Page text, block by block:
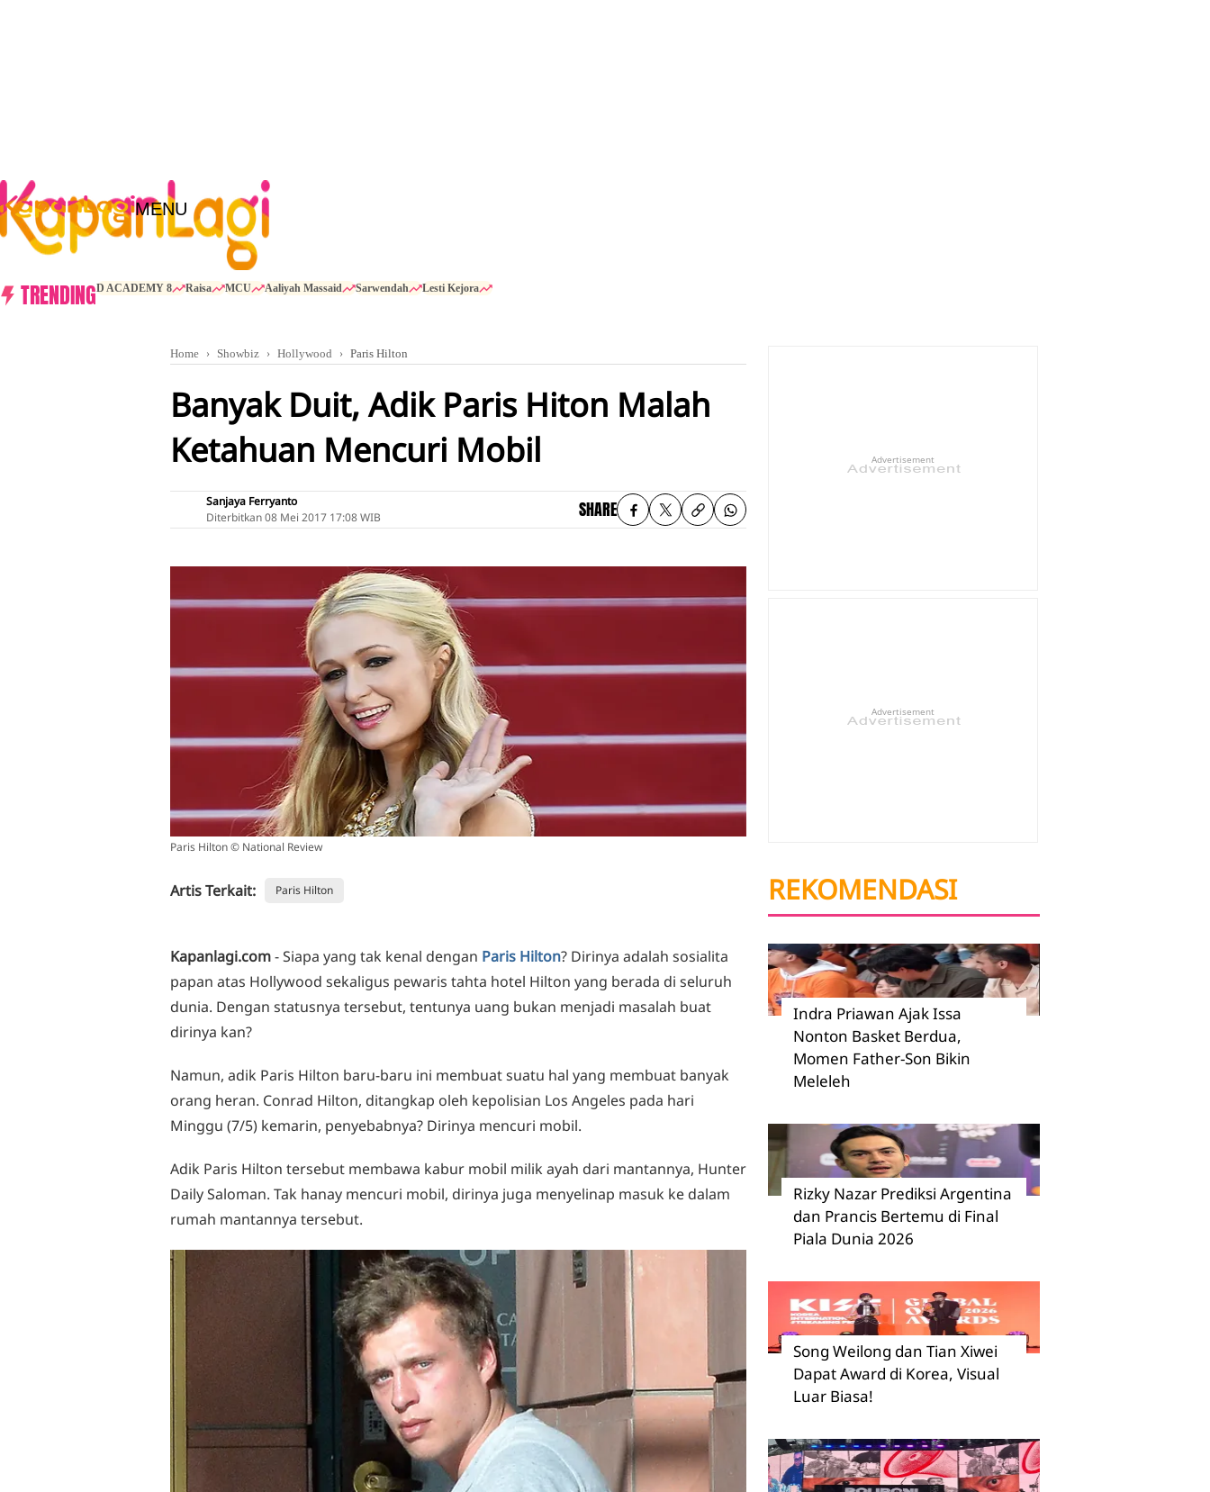
MENU
TRENDINGD ACADEMY 8 Raisa MCU Aaliyah Massaid Sarwendah Lesti Kejora
Home Showbiz Hollywood Paris Hilton
Banyak Duit, Adik Paris Hiton Malah
Ketahuan Mencuri Mobil
Sanjaya Ferryanto
Diterbitkan08 Mei 2017 17:08 WIB SHARE
Paris Hilton © National Review
Artis Terkait: Paris Hilton
Kapanlagi.com- Siapa yang tak kenal dengan Paris Hilton? Dirinya adalah sosialita
papan atas Hollywood sekaligus pewaris tahta hotel Hilton yang berada di seluruh
dunia. Dengan statusnya tersebut, tentunya uang bukan menjadi masalah buat
dirinya kan?
Namun, adik Paris Hilton baru-baru ini membuat suatu hal yang membuat banyak
orang heran. Conrad Hilton, ditangkap oleh kepolisian Los Angeles pada hari
Minggu (7/5) kemarin, penyebabnya? Dirinya mencuri mobil.
Adik Paris Hilton tersebut membawa kabur mobil milik ayah dari mantannya, Hunter
Daily Saloman. Tak hanay mencuri mobil, dirinya juga menyelinap masuk ke dalam
rumah mantannya tersebut.
Advertisement
Advertisement
REKOMENDASI
Indra Priawan Ajak Issa
Nonton Basket Berdua,
Momen Father-Son Bikin
Meleleh
Rizky Nazar Prediksi Argentina
dan Prancis Bertemu di Final
Piala Dunia 2026
Song Weilong dan Tian Xiwei
Dapat Award di Korea, Visual
Luar Biasa!